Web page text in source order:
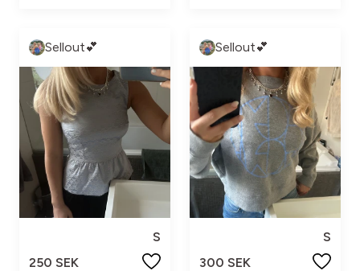
Sellout💕
S
250 SEK
Sellout💕
S
300 SEK